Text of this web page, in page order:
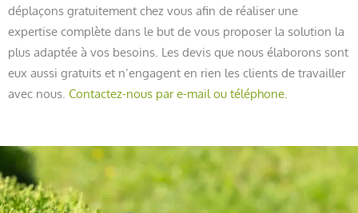
déplaçons gratuitement chez vous afin de réaliser une
expertise complète dans le but de vous proposer la solution la
plus adaptée à vos besoins. Les devis que nous élaborons sont
eux aussi gratuits et n’engagent en rien les clients de travailler
avec nous. Contactez-nous par e-mail ou téléphone.